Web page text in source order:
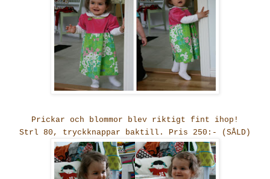
Prickar och blommor blev riktigt fint ihop!
Strl 80, tryckknappar baktill. Pris 250:- (SÅLD)